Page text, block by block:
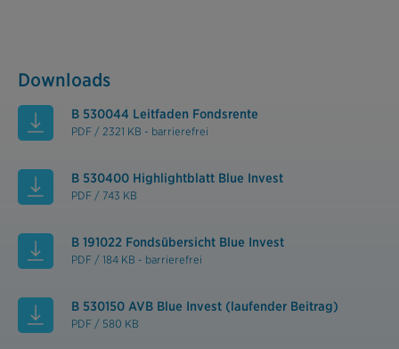
Downloads
B 530044 Leitfaden Fondsrente
PDF / 2321 KB - barrierefrei
B 530400 Highlightblatt Blue Invest
PDF / 743 KB
B 191022 Fondsübersicht Blue Invest
PDF / 184 KB - barrierefrei
B 530150 AVB Blue Invest (laufender Beitrag)
PDF / 580 KB